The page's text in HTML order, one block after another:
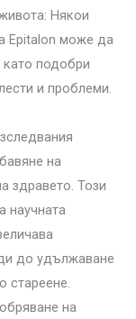
Някои
Epitalon може да
като подобри
и проблеми.
на
здравето. Този
научната
до удължаване
стареене.
на